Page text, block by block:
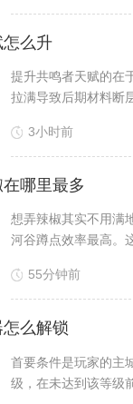
么升
提升共鸣者天赋的在
拉满导致后期材料断
3小时前
哪里最多
想弄辣椒其实不用满
河谷蹲点效率最高。
55分钟前
么解锁
首要条件是玩家的主
级，在未达到该等级